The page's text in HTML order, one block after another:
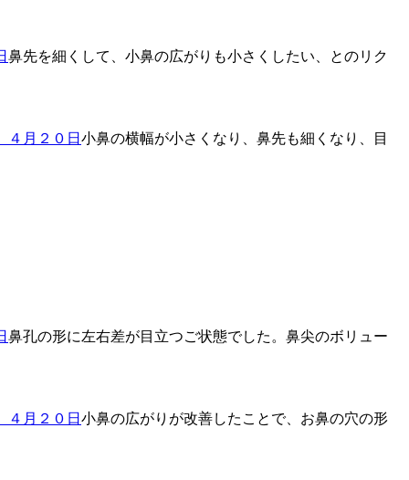
鼻先を細くして、小鼻の広がりも小さくしたい、とのリク
小鼻の横幅が小さくなり、鼻先も細くなり、目
鼻孔の形に左右差が目立つご状態でした。鼻尖のボリュー
小鼻の広がりが改善したことで、お鼻の穴の形